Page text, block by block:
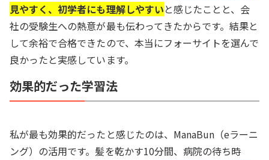
見やすく、初学者にも理解しやすいと感じたことと、会
社の受験生への熱意が最も伝わってきたからです。結果と
して余裕で合格できたので、本当にフォーサイトを選んで
良かったと実感しています。
効果的だった学習法
私が最も効果的だったと感じたのは、ManaBun（eラーニ
ング）の活用です。髪を乾かす10分間、病院の待ち時